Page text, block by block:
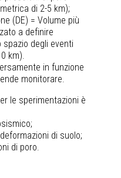
di 2-5 km);
(DE) = Volume più
a definire
spazio degli eventi
km).
in funzione
monitorare.
le sperimentazioni è
di suolo;
di poro.